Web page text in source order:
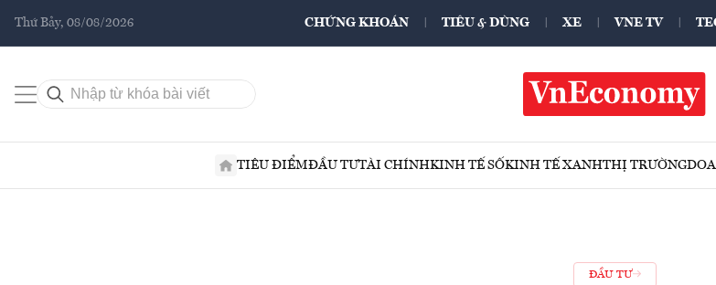
Thứ Bảy, 08/08/2026 CHỨNG KHOÁN TIÊU & DÙNG XE VNE TV
TIÊU ĐIỂMĐẦU TƯTÀI CHÍNHKINH TẾ SỐKINH TẾ XANHTHỊ TRƯỜNG
ĐẦU TƯ